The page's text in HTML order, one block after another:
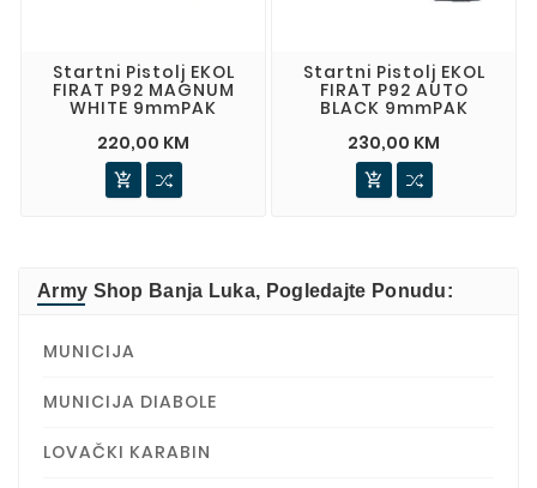
Startni Pistolj EKOL
FIRAT P92 MAGNUM
WHITE 9mmPAK
220,00 KM

Startni Pistolj EKOL
FIRAT P92 AUTO
BLACK 9mmPAK
230,00 KM

Army Shop Banja Luka, Pogledajte Ponudu:
MUNICIJA
MUNICIJA DIABOLE
LOVAČKI KARABIN